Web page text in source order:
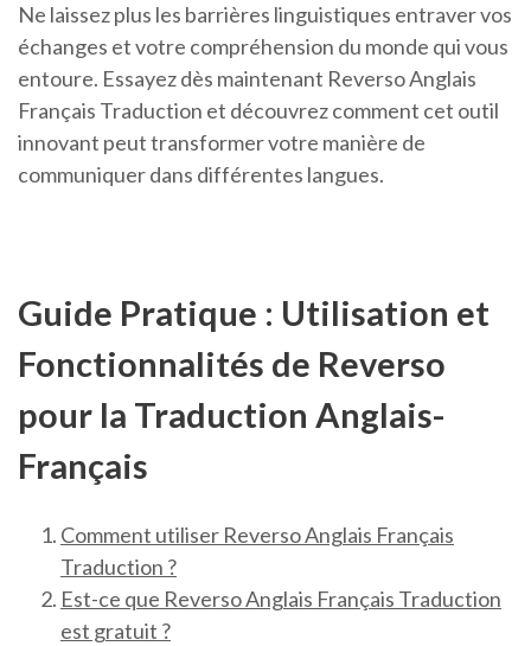
Ne laissez plus les barrières linguistiques entraver vos
échanges et votre compréhension du monde qui vous
entoure. Essayez dès maintenant Reverso Anglais
Français Traduction et découvrez comment cet outil
innovant peut transformer votre manière de
communiquer dans différentes langues.
Guide Pratique : Utilisation et
Fonctionnalités de Reverso
pour la Traduction Anglais-
Français
Comment utiliser Reverso Anglais Français
Traduction ?
Est-ce que Reverso Anglais Français Traduction
est gratuit ?